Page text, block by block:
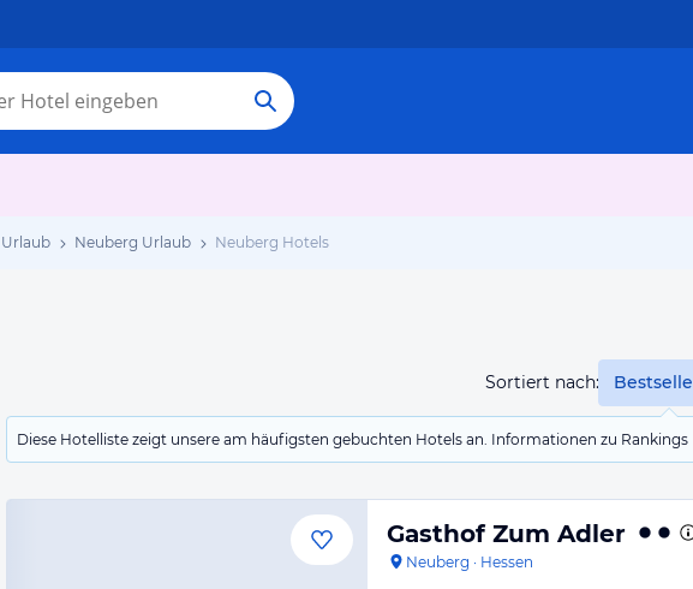
Urlaub Neuberg Urlaub Neuberg Hotels
Sortiert nach:
Diese Hotelliste zeigt unsere am häufigsten gebuchten Hotels an. Informationen zu
Gasthof Zum Adler
Neuberg · Hessen